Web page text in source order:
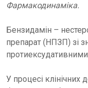
Фармакодинаміка.
Бензидамін –
препарат (НПЗП) зі
У процесі клінічних